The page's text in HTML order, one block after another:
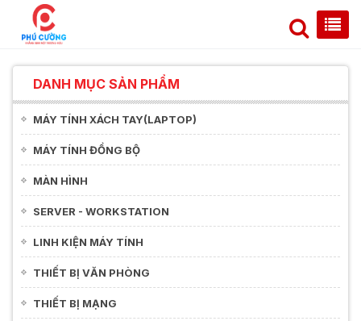
DANH MỤC SẢN PHẨM
MÁY TÍNH XÁCH TAY(LAPTOP)
MÁY TÍNH ĐỒNG BỘ
MÀN HÌNH
SERVER - WORKSTATION
LINH KIỆN MÁY TÍNH
THIẾT BỊ VĂN PHÒNG
THIẾT BỊ MẠNG